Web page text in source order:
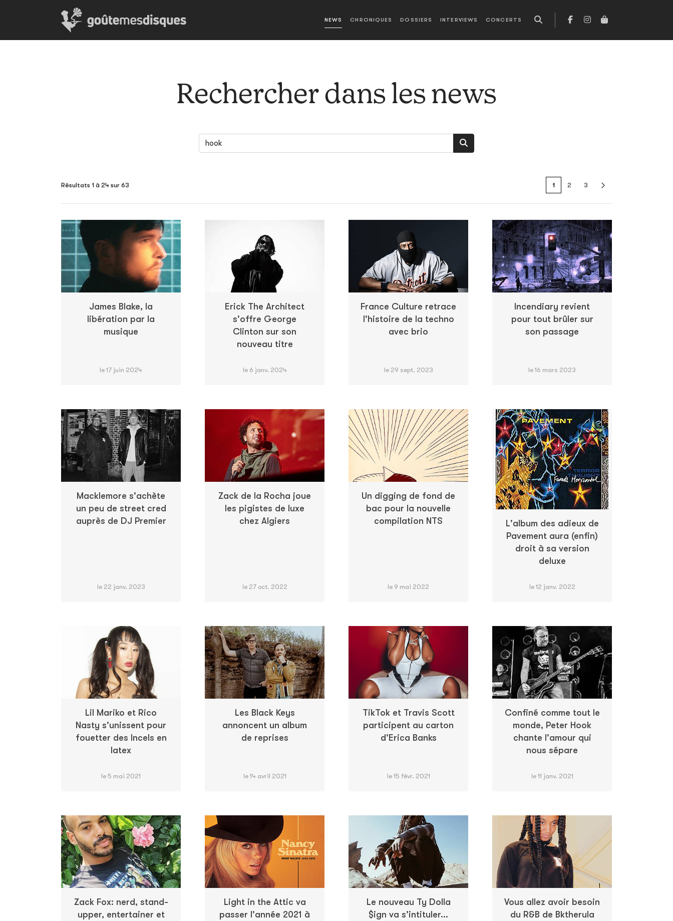
NEWS CHRONIQUES DOSSIERS INTERVIEWS CONCERTS
Rechercher dans les news
Résultats 1 à 24 sur 63 1 2 3
James Blake, la
libération par la
musique
le 17 juin 2024
Erick The Architect
s'offre George
Clinton sur son
nouveau titre
le 6 janv. 2024
France Culture retrace
l'histoire de la techno
avec brio
le 29 sept. 2023
Incendiary revient
pour tout brûler sur
son passage
le 16 mars 2023
Macklemore s'achète
un peu de street cred
auprès de DJ Premier
le 22 janv. 2023
Zack de la Rocha joue
les pigistes de luxe
chez Algiers
le 27 oct. 2022
Un digging de fond de
bac pour la nouvelle
compilation NTS
le 9 mai 2022
L'album des adieux de
Pavement aura (enfin)
droit à sa version
deluxe
le 12 janv. 2022
Lil Mariko et Rico
Nasty s'unissent pour
fouetter des Incels en
latex
le 5 mai 2021
Les Black Keys
annoncent un album
de reprises
le 14 avril 2021
TikTok et Travis Scott
participent au carton
d'Erica Banks
le 15 févr. 2021
Confiné comme tout le
monde, Peter Hook
chante l'amour qui
nous sépare
le 11 janv. 2021
Zack Fox: nerd, stand-
upper, entertainer et
Light in the Attic va
passer l'année 2021 à
Le nouveau Ty Dolla
$ign va s'intituler...
Vous allez avoir besoin
du R&B de Bktherula